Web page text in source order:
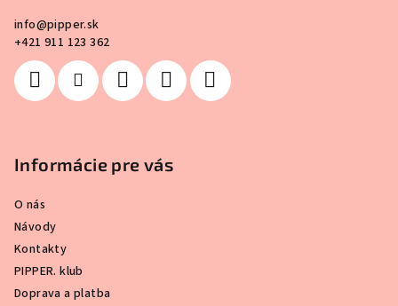
info@pipper.sk
+421 911 123 362
Informácie pre vás
O nás
Návody
Kontakty
PIPPER. klub
Doprava a platba